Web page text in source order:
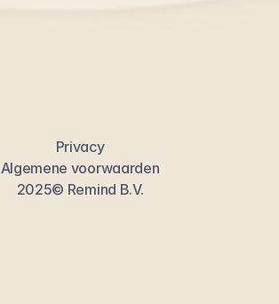
Privacy
Algemene voorwaarden
2025© Remind B.V.